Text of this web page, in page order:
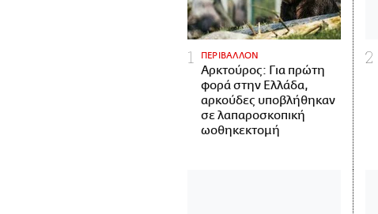
ΠΕΡΙΒΑΛΛΟΝ
Αρκτούρος: Για πρώτη
φορά στην Ελλάδα,
αρκούδες υποβλήθηκαν
σε λαπαροσκοπική
ωοθηκεκτομή